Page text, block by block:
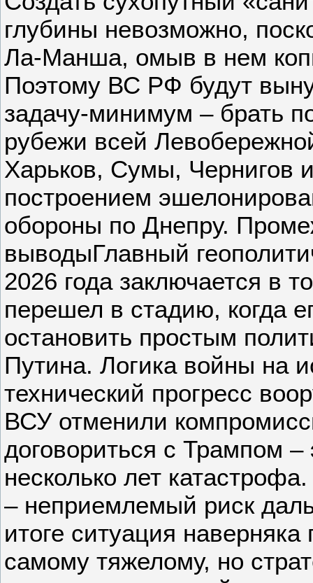
глубины невозможно,
Ла-Манша, омыв в нем
Поэтому ВС РФ будут
задачу-минимум – брать
рубежи всей
Харьков, Сумы, Чернигов
построением
обороны по Днепру.
выводыГлавный
2026 года заключается в
перешел в стадию, когда
остановить простым
Путина. Логика войны на
технический прогресс
ВСУ отменили
договориться с Трампом –
несколько лет
– неприемлемый риск
итоге ситуация наверняка
самому тяжелому, но